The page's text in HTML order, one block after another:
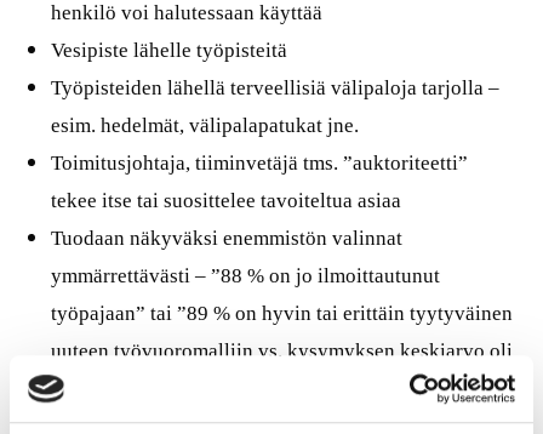
henkilö voi halutessaan käyttää
Vesipiste lähelle työpisteitä
Työpisteiden lähellä terveellisiä välipaloja tarjolla –
esim. hedelmät, välipalapatukat jne.
Toimitusjohtaja, tiiminvetäjä tms. ”auktoriteetti”
tekee itse tai suosittelee tavoiteltua asiaa
Tuodaan näkyväksi enemmistön valinnat
ymmärrettävästi – ”88 % on jo ilmoittautunut
työpajaan” tai ”89 % on hyvin tai erittäin tyytyväinen
uuteen työvuoromalliin vs. kysymyksen keskiarvo oli
4,1/5).